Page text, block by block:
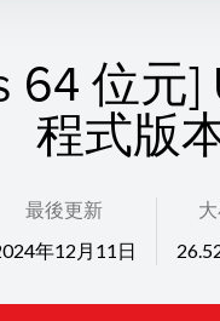
64 位元]
程式版
最後更新
年12月11日